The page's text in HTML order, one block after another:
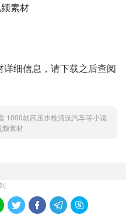
素材
细信息，请下载之后查阅
1000款高压水枪清洗汽车等小说
频素材
   